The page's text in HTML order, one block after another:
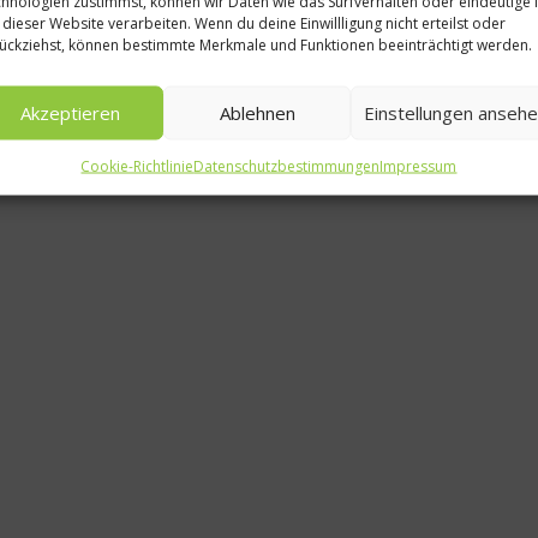
dieser Website verarbeiten. Wenn du deine Einwillligung nicht erteilst oder
können bestimmte Merkmale und Funktionen beeinträchtigt werden.
Akzeptieren Ablehnen Einstellungen
Cookie-RichtlinieDatenschutzbestimmungenImpressum
Alm
und